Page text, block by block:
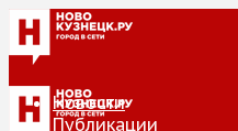
Новости
Публикации